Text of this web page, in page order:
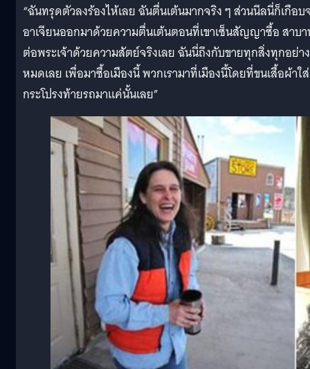
“ฉันทรุดตัวลงร้องไห้เลย ฉันตื่นเต้นมากจริง ๆ ส่วนนีลนี่ก็เกือบ
อาเจียนออกมาด้วยความตื่นเต้นตอนที่เขาเซ็นสัญญาซื้อ สาบ
ต่อพระเจ้าด้วยความสัตย์จริงเลย ฉันนี่ถึงกับขายทุกสิ่งทุกอย่าง
หมดเลย เพื่อมาซื้อเมืองนี้ พวกเรามาที่เมืองนี้โดยที่ขนเสื้อผ้าใส่
กระโปรงท้ายรถมาแค่นั้นเลย”